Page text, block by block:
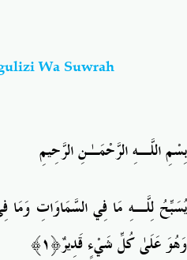
Maswali-Majibu
Wa Suwrah
بِسْمِ اللَّـهِ الرَّحْمَـٰنِ الرَّحِيمِ
يُسَبِّحُ لِلَّـهِ مَا فِي السَّمَاوَاتِ وَمَا
وَهُوَ عَلَىٰ كُلِّ شَيْءٍ قَدِيرٌ﴿١﴾